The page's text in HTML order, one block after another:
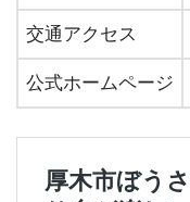
交通アクセス
公式ホームページ